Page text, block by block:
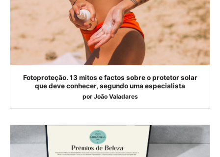
Fotoproteção. 13 mitos e factos sobre o protetor solar
que deve conhecer, segundo uma especialista
por João Valadares